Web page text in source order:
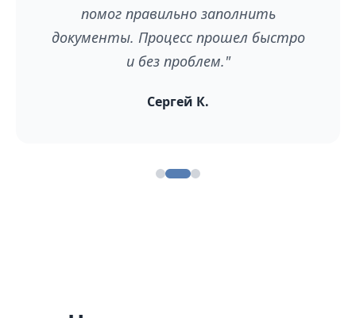
помог правильно заполнить
документы. Процесс прошел быстро
и без проблем."
Сергей К.